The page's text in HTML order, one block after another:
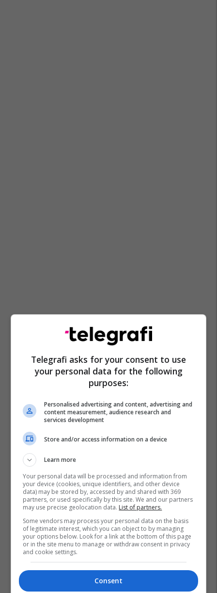
Openal Inteligjenca Artificiale Sam Altman
Telegrafi asks for your consent to use
your personal data for the following
purposes:
Personalised advertising and content, advertising and
content measurement, audience research and
services development
Store and/or access information on a device
Learn more
Your personal data will be processed and information from
your device (cookies, unique identifiers, and other device
data) may be stored by, accessed by and shared with 369
partners, or used specifically by this site. We and our partners
may use precise geolocation data. List of partners.
Some vendors may process your personal data on the basis
of legitimate interest, which you can object to by managing
your options below. Look for a link at the bottom of this page
or in the site menu to manage or withdraw consent in privacy
and cookie settings.
Consent